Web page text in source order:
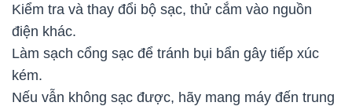
Kiểm tra và thay đổi bộ sạc, thử cắm vào nguồn
điện khác.
Làm sạch cổng sạc để tránh bụi bẩn gây tiếp xúc
kém.
Nếu vẫn không sạc được, hãy mang máy đến trung